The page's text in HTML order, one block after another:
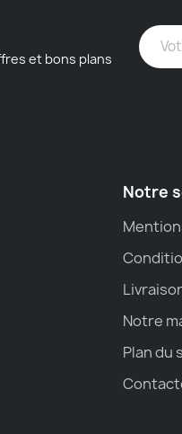
et bons plans
Notre
Notre
Plan du